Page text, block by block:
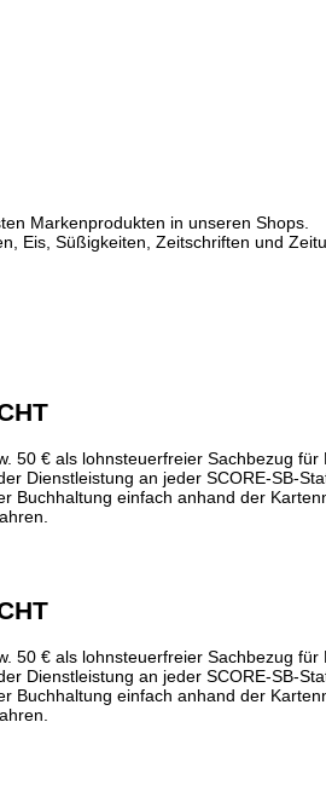
Markenprodukten in unseren Shops.
Eis, Süßigkeiten, Zeitschriften und
50 € als lohnsteuerfreier Sachbezug
Dienstleistung an jeder SCORE-SB-
Buchhaltung einfach anhand der
50 € als lohnsteuerfreier Sachbezug
Dienstleistung an jeder SCORE-SB-
Buchhaltung einfach anhand der